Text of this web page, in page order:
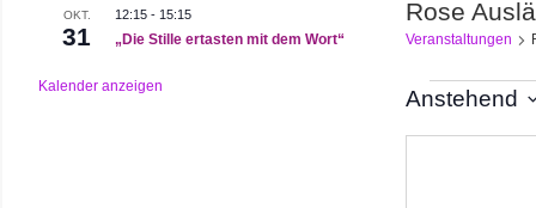
Rose
Veranstaltungen
Anstehend
Datum
OKT.
31
12:15 - 15:15
„Die Stille ertasten mit dem Wort“
Kalender anzeigen